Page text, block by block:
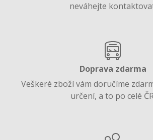
neváhejte
Doprava zdarma
Veškeré zboží vám doručíme
určení, a to po celé